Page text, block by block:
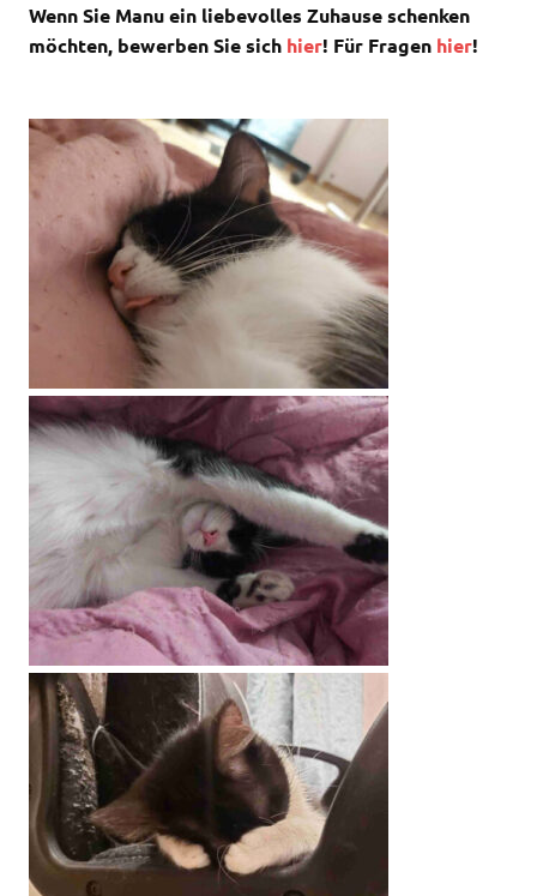
Wenn Sie Manu ein liebevolles Zuhause schenken
möchten, bewerben Sie sich hier! Für Fragen hier!